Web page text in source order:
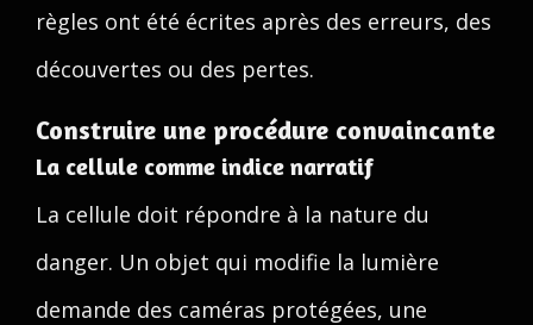
règles ont été écrites après des erreurs, des
découvertes ou des pertes.
Construire une procédure convaincante
La cellule comme indice narratif
La cellule doit répondre à la nature du
danger. Un objet qui modifie la lumière
demande des caméras protégées, une